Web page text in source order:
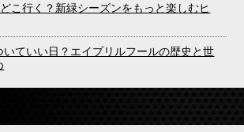
こ行く？新緑シーズンをもっと楽しむヒ
いていい日？エイプリルフールの歴史と世